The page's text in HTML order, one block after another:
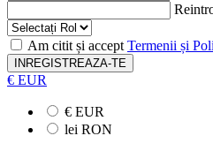
Am citit și acceptTermenii și
INREGISTREAZA-TE
€ EUR
€ EUR
lei RON